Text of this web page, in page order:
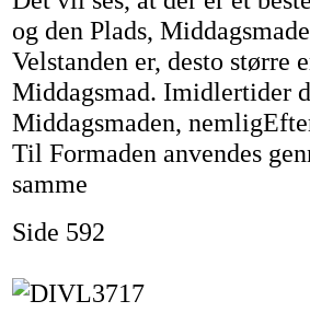
og den Plads,
Velstanden er, desto
Middagsmad. Imidlertider
Middagsmaden,
Til Formaden anvendes
samme
Side 592